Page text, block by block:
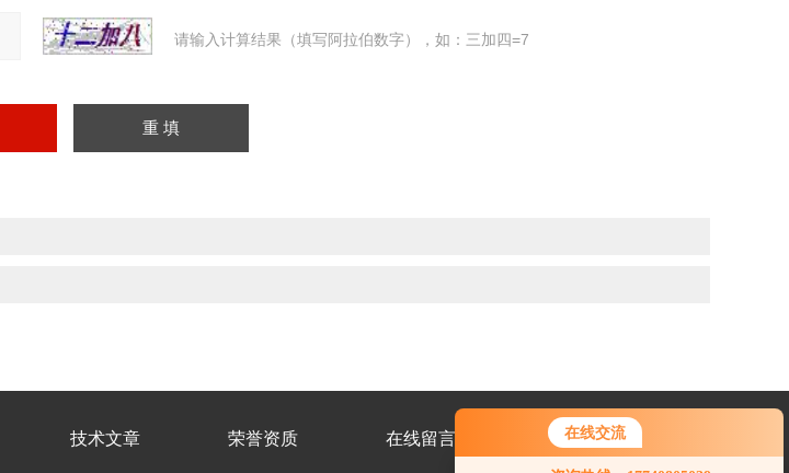
在线交流
请输入计算结果（填写阿拉伯数字），如：三加四=7
技术文章 荣誉资质 在线留言 联系我们